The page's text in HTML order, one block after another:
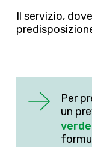
Il servizio,
Per
un
verde